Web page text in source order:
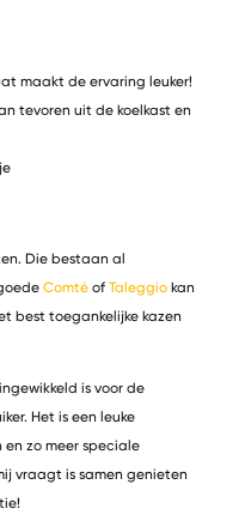
maakt de ervaring leuker!
tevoren uit de koelkast en
Die bestaan al
Comté ofTaleggio kan
best toegankelijke kazen
is voor de
Het is een leuke
zo meer speciale
vraagt is samen genieten